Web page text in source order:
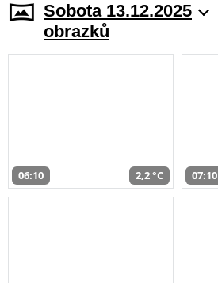
Sobota 13.12.2025
obrazků
06:10 2,2 °C 07:10